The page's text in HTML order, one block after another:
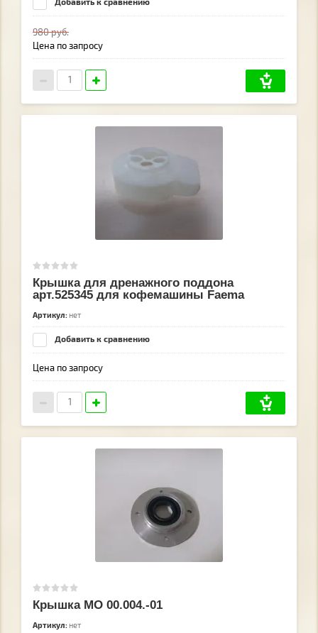
Добавить к сравнению
980руб.
Цена по запросу
Крышка для дренажного поддона
арт.525345 для кофемашины Faema
Артикул: нет
Добавить к сравнению
Цена по запросу
Крышка МО 00.004.-01
Артикул: нет